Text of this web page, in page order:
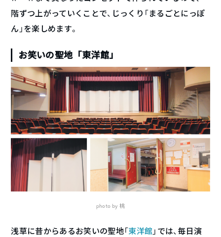
階ずつ上がっていくことで、じっくり「まるごとにっぽ
ん」を楽しめます。
お笑いの聖地「東洋館」
photo by 桃
浅草に昔からあるお笑いの聖地「東洋館 」では、毎日演